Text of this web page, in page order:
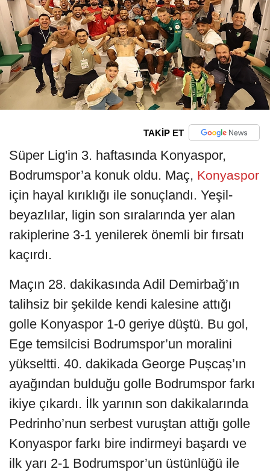
TAKİP ET
Süper Lig'in 3. haftasında Konyaspor,
Bodrumspor’a konuk oldu. Maç, Konyaspor
için hayal kırıklığı ile sonuçlandı. Yeşil-
beyazlılar, ligin son sıralarında yer alan
rakiplerine 3-1 yenilerek önemli bir fırsatı
kaçırdı.
Maçın 28. dakikasında Adil Demirbağ’ın
talihsiz bir şekilde kendi kalesine attığı
golle Konyaspor 1-0 geriye düştü. Bu gol,
Ege temsilcisi Bodrumspor’un moralini
yükseltti. 40. dakikada George Pușcaș’ın
ayağından bulduğu golle Bodrumspor farkı
ikiye çıkardı. İlk yarının son dakikalarında
Pedrinho’nun serbest vuruştan attığı golle
Konyaspor farkı bire indirmeyi başardı ve
ilk yarı 2-1 Bodrumspor’un üstünlüğü ile